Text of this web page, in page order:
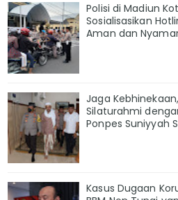
Polisi di Madiun
Sosialisasikan
Aman dan
Jaga
Silaturahmi
Ponpes Suniyyah
Kasus Dugaan